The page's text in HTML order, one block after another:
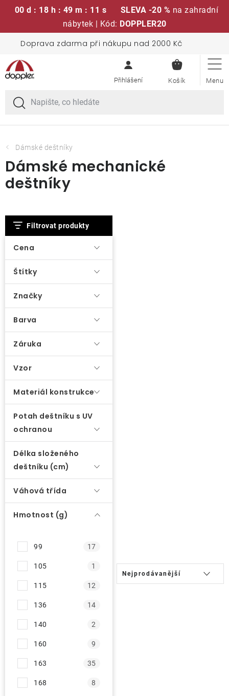
00 d : 18 h : 49 m : 11 s SLEVA -20 % na zahradní
nábytek | Kód: DOPPLER20
obsah
Doprava zdarma při nákupu nad 2000 Kč
KOŠÍK
Sedací soupravy
Slunečníky
Křesla a židle
Stoly
Deštníky
Kolekce
Prodávané značky
Klub výhod
Naše katalogy
O nás
Kontakty
Dámské deštníky
Dámské mechanické
deštníky
Filtrovat produkty
Cena
Štítky
Značky
Barva
Záruka
Vzor
Materiál konstrukce
Potah deštníku s UV
ochranou
Délka složeného
deštníku (cm)
Váhová třída
Hmotnost (g)
99 17
105 1
115 12
136 14
140 2
160 9
163 35
168 8
V
ý
i
s
r
d
t
Ř
a
Nejprodávanější